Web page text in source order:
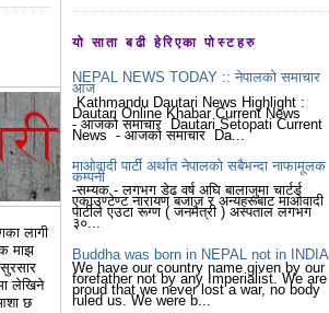
लागी
माझ
लेखिने
छ
यो साता बढी हेरिएका पोस्टहरु
NEPAL NEWS TODAY :: नेपालको समाचार
आज
Kathmandu Dautari News Highlight :
Dautari Online Khabar Current News
- आजको समाचार Dautari Setopati Current
News - आजको समाचार Da...
माओवादी पार्टी अर्थात नेपालको सबैभन्दा नाफामूलक
कम्पनी
-सम्यक - लगभग डेढ वर्ष अघि बालाजुमा चार्टर्ड
एकाउण्टेण्ट नारायण बजाज र अन्यहरूबाट माओवादी
पार्टीले एउटा रूग्ण ( जनमैत्री ) अस्पताल लगभग
३०...
Buddha was born in NEPAL not in INDIA
We have our country name given by our
forefather not by any Imperialist. We are
proud that we never lost a war, no body
ruled us. We were b...